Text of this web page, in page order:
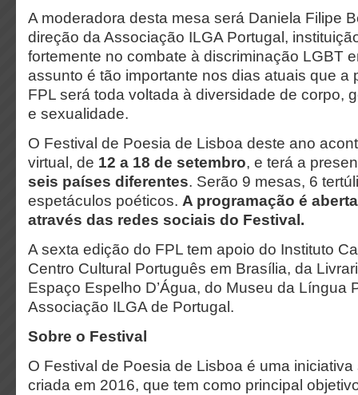
A moderadora desta mesa será Daniela Filipe
direção da Associação ILGA Portugal,
fortemente no combate à discriminação LGBT
assunto é tão importante nos dias atuais que a
FPL será toda voltada à diversidade de corpo,
e sexualidade.
O Festival de Poesia de Lisboa deste ano
virtual, de 12 a 18 de setembro, e terá a
seis países diferentes. Serão 9 mesas, 6
espetáculos poéticos. A programação é
através das redes sociais do Festival.
A sexta edição do FPL tem apoio do Instituto
Centro Cultural Português em Brasília, da
Espaço Espelho D’Água, do Museu da Língua
Associação ILGA de Portugal.
Sobre o Festival
O Festival de Poesia de Lisboa é uma
criada em 2016, que tem como principal